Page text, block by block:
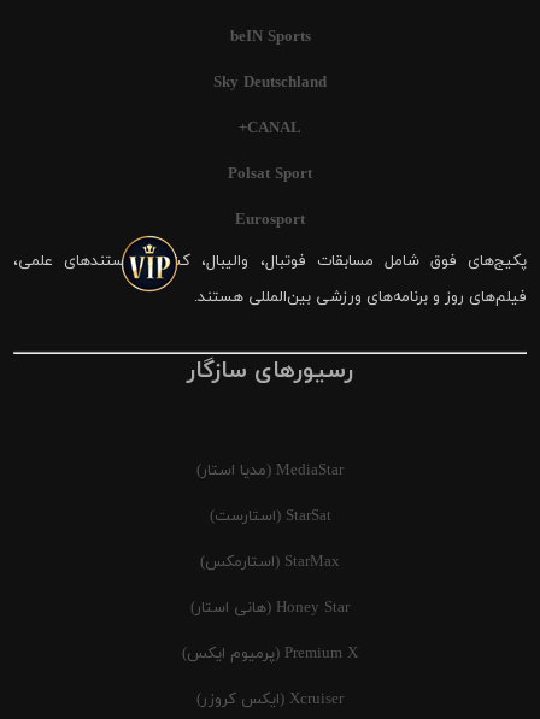
beIN Sports
Sky Deutschland
CANAL+
Polsat Sport
Eurosport
پکیج‌های فوق شامل مسابقات فوتبال، والیبال، کشتی، مستندهای علمی،
فیلم‌های روز و برنامه‌های ورزشی بین‌المللی هستند.
رسیورهای سازگار
MediaStar (مدیا استار)
StarSat (استارست)
StarMax (استارمکس)
Honey Star (هانی استار)
Premium X (پرمیوم ایکس)
Xcruiser (ایکس کروزر)